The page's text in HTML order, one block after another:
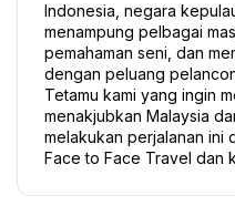
Indonesia, negara
menampung pelbagai
pemahaman seni, dan
dengan peluang
Tetamu kami yang ingin
menakjubkan Malaysia
melakukan perjalanan ini
Face to Face Travel dan